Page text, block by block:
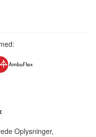
Oplysninger,